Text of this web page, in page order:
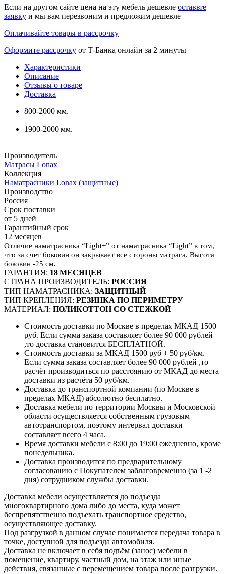
Если на другом сайте цена на эту мебель дешевле оставьте
заявку и мы вам перезвоним и предложим дешевле
Оплачивайте товары в рассрочку
Оформите рассрочку от Т-Банка онлайн за 2 минуты
Характеристики
Описание
Отзывы о товаре
Доставка
800-2000 мм.
1900-2000 мм.
Производитель
Матрасы Lonax
Коллекция
Наматрасники Lonax (защитные)
Производство
Россия
Срок поставки
от 5 дней
Гарантийный срок
12 месяцев
Отличие наматрасника “Light+” от наматрасника “Light” в том,
что за счет боковин он закрывает все стороны матраса. Высота
боковин -25 см.
ГАРАНТИЯ: 18 МЕСЯЦЕВ
СТРАНА ПРОИЗВОДИТЕЛЬ: РОССИЯ
ТИП НАМАТРАСНИКА: ЗАЩИТНЫЙ
ТИП КРЕПЛЕНИЯ: РЕЗИНКА ПО ПЕРИМЕТРУ
МАТЕРИАЛ: ПОЛИКОТТОН СО СТЕЖКОЙ
Стоимость доставки по Москве в пределах МКАД 1500
руб. Если сумма заказа составляет более 90 000 рублей
,то доставка становится БЕСПЛАТНОЙ.
Стоимость доставки за МКАД 1500 руб + 50 руб/км.
Если сумма заказа составляет более 90 000 рублей ,то
расчёт производиться по расстоянию от МКАД до места
доставки из расчёта 50 руб/км.
Доставка до транспортной компании (по Москве в
пределах МКАД) абсолютно бесплатно.
Доставка мебели по территории Москвы и Московской
области осуществляется собственным грузовым
автотранспортом, поэтому интервал доставки
составляет всего 4 часа.
Время доставки мебели с 8:00 до 19:00 ежедневно, кроме
понедельника.
Доставка производится по предварительному
согласованию с Покупателем заблаговременно (за 1 -2
дня) сотрудником службы доставки.
Доставка мебели осуществляется до подъезда
многоквартирного дома либо до места, куда может
беспрепятственно подъехать транспортное средство,
осуществляющее доставку.
Под разгрузкой в данном случае понимается передача товара в
точке, доступной для подъезда автомобиля.
Доставка не включает в себя подъём (занос) мебели в
помещение, квартиру, частный дом, на этаж или иные
действия, связанные с перемещением товара после разгрузки.